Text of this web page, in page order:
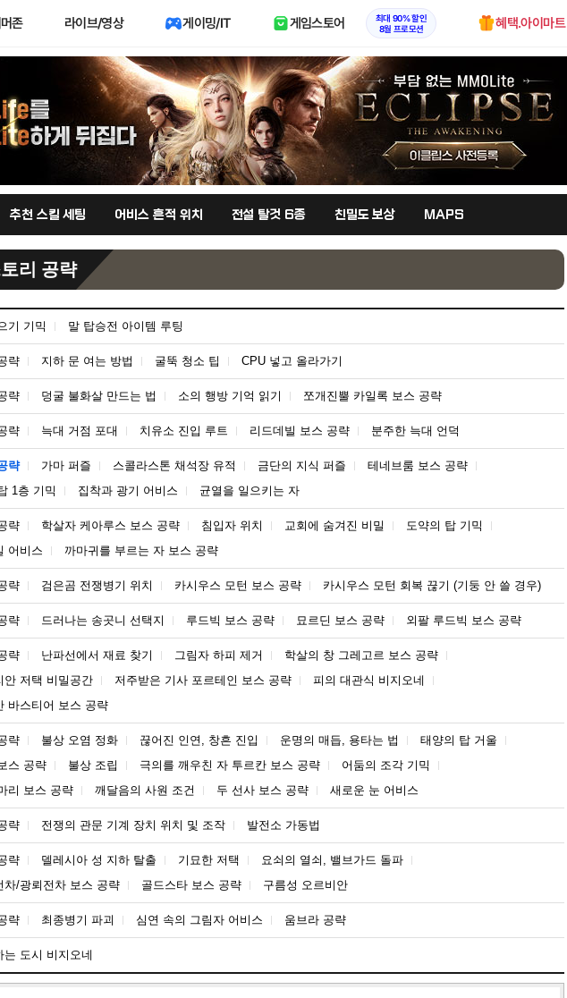
존 라이브/영상 게이밍/IT 게임스토어
최대 90% 할인
8월 프로모션
혜택.아이마트
추천 스킬 세팅 어비스 흔적 위치 전설 탈것 6종 친밀도 보상 MAPS
리 공략
기 기믹 말 탑승전 아이템 루팅
략 지하 문 여는 방법 굴뚝 청소 팁 CPU 넣고 올라가기
략 덩굴 불화살 만드는 법 소의 행방 기억 읽기 쪼개진뿔 카일록 보스 공략
략 늑대 거점 포대 치유소 진입 루트 리드데빌 보스 공략 분주한 늑대 언덕
략 가마 퍼즐 스콜라스톤 채석장 유적 금단의 지식 퍼즐
테네브룸 보스 공략
1층 기믹
집착과 광기 어비스 균열을 일으키는 자
략 학살자 케아루스 보스 공략 침입자 위치 교회에 숨겨진 비밀
도약의 탑 기믹
어비스
까마귀를 부르는 자 보스 공략
략 검은곰 전쟁병기 위치 카시우스 모턴 보스 공략 카시우스 모턴 회복 끊기 (기둥 안 쓸 경우)
략 드러나는 송곳니 선택지 루드빅 보스 공략 묘르딘 보스 공략 외팔 루드빅 보스 공략
략 난파선에서 재료 찾기 그림자 하피 제거
학살의 창 그레고르 보스 공략
안 저택 비밀공간
저주받은 기사 포르테인 보스 공략
피의 대관식 비지오네
바스티어 보스 공략
략 불상 오염 정화 끊어진 인연, 창흔 진입 운명의 매듭, 용타는 법
태양의 탑 거울
스 공략
불상 조립 극의를 깨우친 자 투르칸 보스 공략
어둠의 조각 기믹
리 보스 공략
깨달음의 사원 조건 두 선사 보스 공략 새로운 눈 어비스
략 전쟁의 관문 기계 장치 위치 및 조작 발전소 가동법
략 델레시아 성 지하 탈출 기묘한 저택
요쇠의 열쇠, 밸브가드 돌파
차/광뢰전차 보스 공략
골드스타 보스 공략 구름성 오르비안
략 최종병기 파괴 심연 속의 그림자 어비스 움브라 공략
는 도시 비지오네